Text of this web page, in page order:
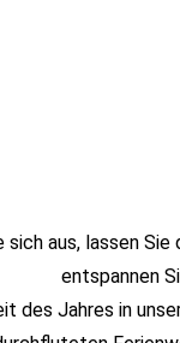
sich aus, lassen
entspannen
des Jahres in